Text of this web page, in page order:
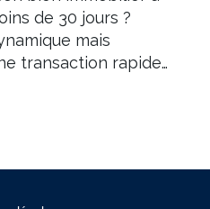
de 30 jours ?
mais
transaction rapide…